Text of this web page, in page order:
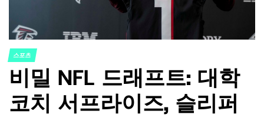
POSTED
IN
스포츠
비밀 NFL 드래프트: 대학
코치 서프라이즈, 슬리퍼